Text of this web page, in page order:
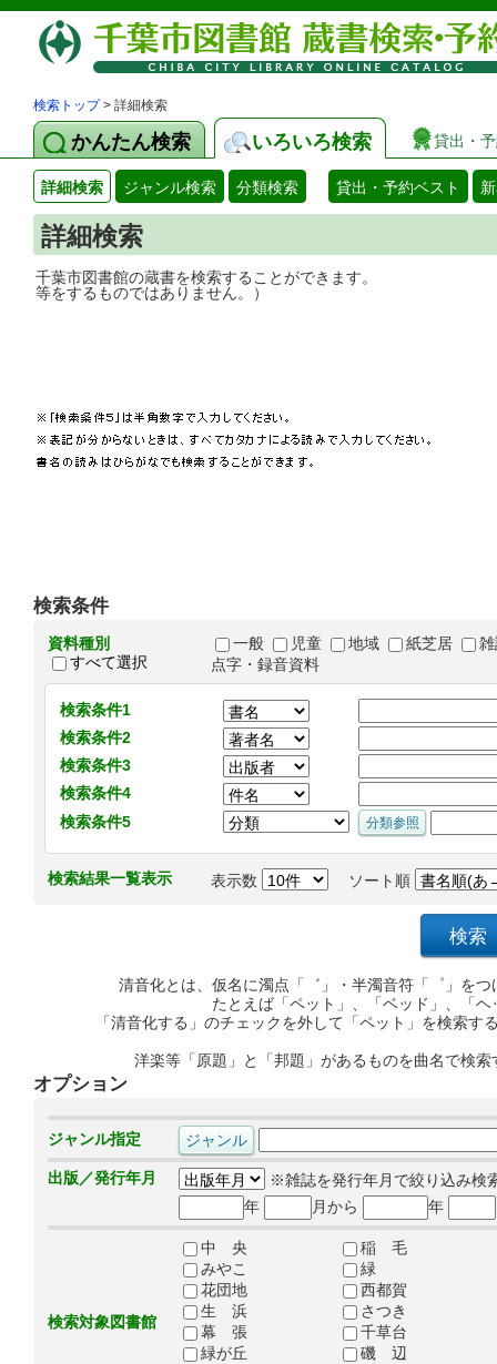
検索トップ> 詳細検索
かんたん検索 いろいろ検索 貸出・
詳細検索 ジャンル検索 分類検索 貸出・予約ベスト
詳細検索
千葉市図書館の蔵書を検索することがで
等をするものではありません。）
検索条件
資料種別
すべて選択
一般 児童 地域 紙芝居
点字・録音資料
検索条件1
検索条件2
検索条件3
検索条件4
検索条件5
検索結果一覧表示 表示数 ソート順
清音化とは、仮名に濁点「゛」・半濁音符「゜」を
たとえば「ペット」、「ベッド」、「
「清音化する」のチェックを外して「ペット」を検索
洋楽等「原題」と「邦題」があるものを曲名で検
オプション
ジャンル指定
出版／発行年月
※雑誌を発行年月で絞り込み検
年
月から 年
検索対象図書館
中 央
稲 毛
みやこ
緑
花団地
西都賀
生 浜
さつき
幕 張
千草台
緑が丘
磯 辺